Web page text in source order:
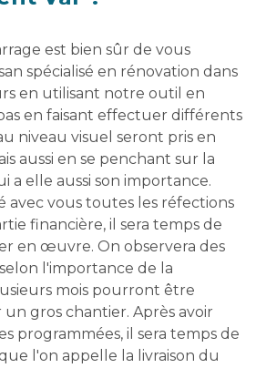
est bien sûr de vous
spécialisé en rénovation dans
en utilisant notre outil en
en faisant effectuer différents
niveau visuel seront pris en
aussi en se penchant sur la
a elle aussi son importance.
avec vous toutes les réfections
financière, il sera temps de
en œuvre. On observera des
l'importance de la
mois pourront être
un gros chantier. Après avoir
programmées, il sera temps de
l'on appelle la livraison du